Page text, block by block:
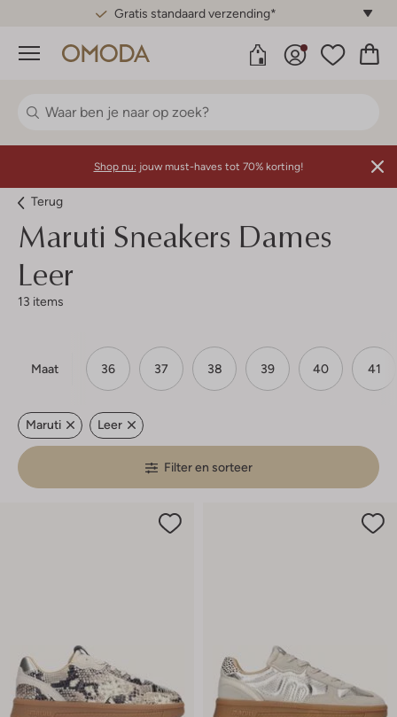
Gratis standaard verzending*
Menu
Shop nu: jouw must-haves tot 70% korting!
Terug
Maruti Sneakers Dames
Leer
13 items
Maat 36 37 38 39 40 41
Maruti Leer
Filter en sorteer